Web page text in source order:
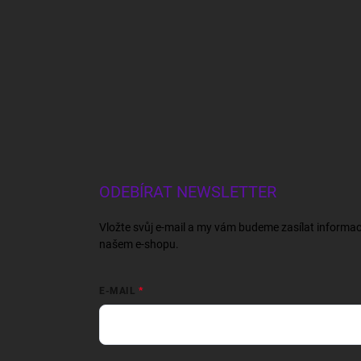
ODEBÍRAT NEWSLETTER
Vložte svůj e-mail a my vám budeme zasílat
našem e-shopu.
E-MAIL